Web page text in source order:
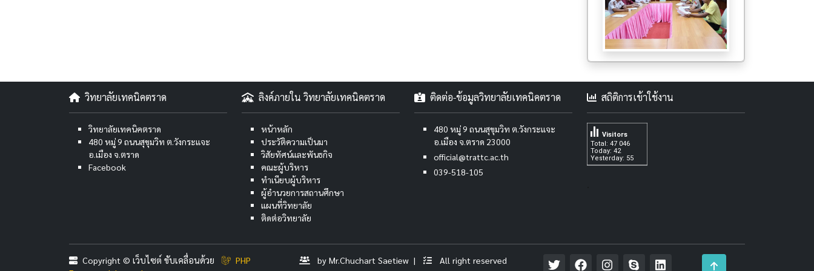
วิทยาลัยเทคนิคตราด
วิทยาลัยเทคนิคตราด
480 หมู่ 9 ถนนสุขุมวิท ต.วังกระแจะ
อ.เมือง จ.ตราด
Facebook
ลิงค์ภายใน วิทยาลัยเทคนิคตราด
หน้าหลัก
ประวัติความเป็นมา
วิสัยทัศน์และพันธกิจ
คณะผู้บริหาร
ทำเนียบผู้บริหาร
ผู้อำนวยการสถานศึกษา
แผนที่วิทยาลัย
ติดต่อวิทยาลัย
ติดต่อ-ข้อมูลวิทยาลัยเทคนิคตราด
480 หมู่ 9 ถนนสุขุมวิท ต.วังกระแจะ
อ.เมือง จ.ตราด 23000
official@trattc.ac.th
039-518-105
สถิติการเข้าใช้งาน
Total: 47 046
Today: 42
Yesterday: 55
Visitors
Copyright © เว็บไซต์ ขับเคลื่อนด้วย
PHP
by Mr.Chuchart Saetiew | All right reserved